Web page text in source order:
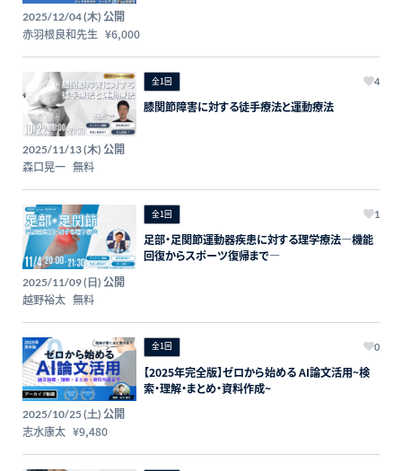
2025/12/04 (木) 公開
⾚⽻根良和先⽣ ¥6,000
全1回 4
膝関節障害に対する徒手療法と運動療法
2025/11/13 (木) 公開
森口晃一 無料
全1回 1
足部・足関節運動器疾患に対する理学療法―機能
回復からスポーツ復帰まで―
2025/11/09 (日) 公開
越野裕太 無料
全1回 0
【2025年完全版】ゼロから始める AI論文活用~検
索・理解・まとめ・資料作成~
2025/10/25 (土) 公開
志水康太 ¥9,480